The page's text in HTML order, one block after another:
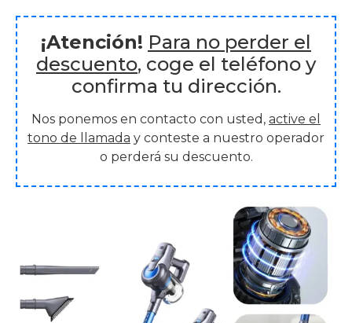
¡Atención! Para no perder el
descuento, coge el teléfono y
confirma tu dirección.
Nos ponemos en contacto con usted, active el
tono de llamada y conteste a nuestro operador
o perderá su descuento.